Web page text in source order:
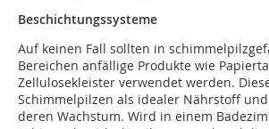
Beschichtungssysteme
Auf keinen Fall sollten in
Bereichen anfällige Produkte wie
Zellulosekleister verwendet werden.
Schimmelpilzen als idealer Nährstoff
deren Wachstum. Wird in einem